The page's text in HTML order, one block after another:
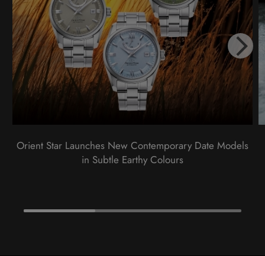
Orient Star Launches New Contemporary Date Models
in Subtle Earthy Colours